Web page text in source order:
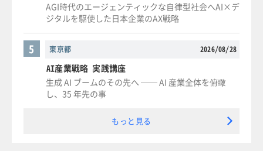
AGI時代のエージェンティックな自律型社会へAI×デ
ジタルを駆使した日本企業のAX戦略
東京都 2026/08/28
5
AI産業戦略 実践講座
生成 AI ブームのその先へ ── AI 産業全体を俯瞰
し、35 年先の事
もっと見る